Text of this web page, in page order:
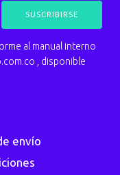
al manual interno
, disponible
envío